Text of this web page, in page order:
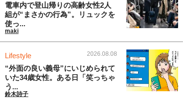
電車内で登山帰りの高齢女性2人
組が“まさかの行為”。リュックを
使っ...
maki
Lifestyle 2026.08.08
“外面の良い義母”にいじめられて
いた34歳女性。ある日「笑っちゃ
う...
鈴木詩子